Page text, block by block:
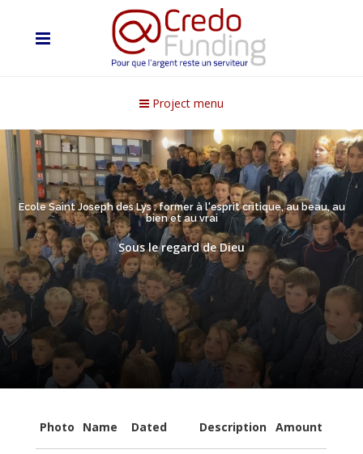
Project menu
Ecole Saint Joseph des Lys : former à l'esprit critique, au beau, au
bien et au vrai
Sous le regard de Dieu
Photo Name Dated Description Amount